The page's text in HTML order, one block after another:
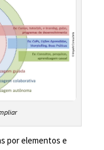
por elementos e